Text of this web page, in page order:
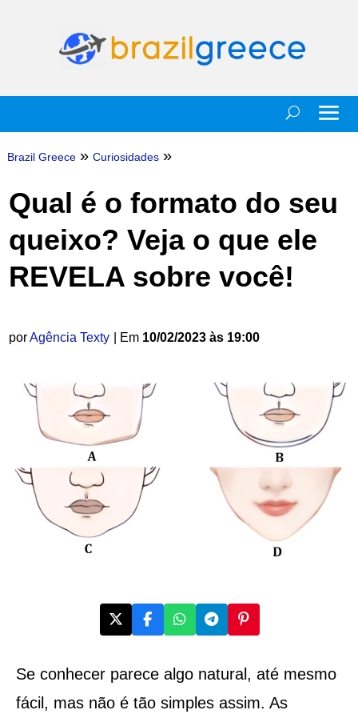
Brazil Greece » Curiosidades »
Qual é o formato do seu
queixo? Veja o que ele
REVELA sobre você!
porAgência Texty | Em 10/02/2023 às 19:00
Se conhecer parece algo natural, até mesmo
fácil, mas não é tão simples assim. As